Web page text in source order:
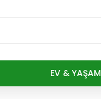
EV & YAŞAM